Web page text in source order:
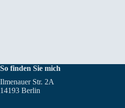
So finden Sie mich
Ilmenauer Str. 2A
14193 Berlin